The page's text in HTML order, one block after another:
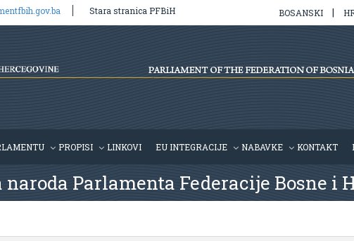
Stara stranica PFBiH BOSANSKI |
PROPISI LINKOVI EU INTEGRACIJE NABAVKE KONTAKT
naroda Parlamenta Federacije Bosne i